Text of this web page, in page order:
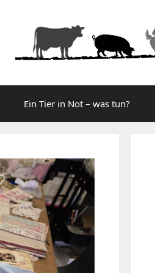
Ein Tier in Not – was tun?